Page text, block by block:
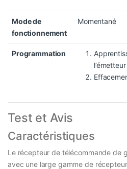
Mode de
fonctionnement
Momentané
Programmation
l’émetteur
Test et Avis
Caractéristiques
Le récepteur de télécommande de
avec une large gamme de